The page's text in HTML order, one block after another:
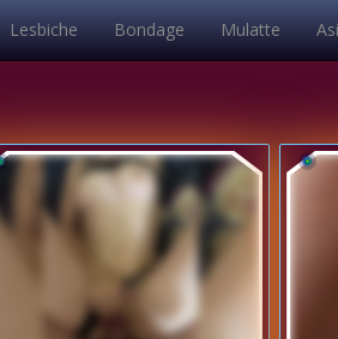
Lesbiche Bondage Mulatte